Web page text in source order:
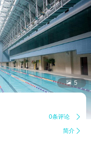
 5
0条评论 
简介 